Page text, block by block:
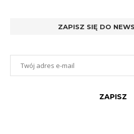
ZAPISZ SIĘ DO